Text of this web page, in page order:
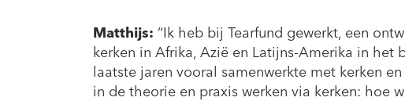
Matthijs: “Ik heb bij Tearfund gewerkt, een
kerken in Afrika, Azië en Latijns-Amerika in het
laatste jaren vooral samenwerkte met kerken
in de theorie en praxis werken via kerken: hoe